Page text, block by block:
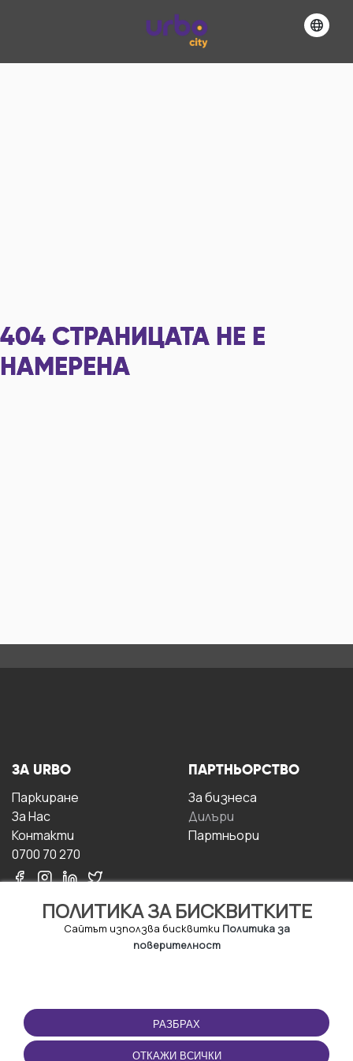
404 СТРАНИЦАТА НЕ Е
НАМЕРЕНА
ПОЛИТИКА ЗА БИСКВИТКИТЕ
Сайтът използва бисквитки Политика за
поверителност
РАЗБРАХ
ОТКАЖИ ВСИЧКИ
ЗА URBO
Паркиране
За Hас
Контакти
0700 70 270
ПАРТНЬОРСТВО
За бизнесa
Дилъри
Партньори
ПОЛЗВАНЕ
Правила и условия за
ползване
ПРИЛОЖЕНИЕТО